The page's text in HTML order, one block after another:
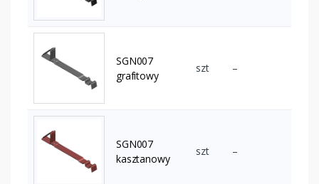
SGN007
grafitowy
szt –
SGN007
kasztanowy
szt –